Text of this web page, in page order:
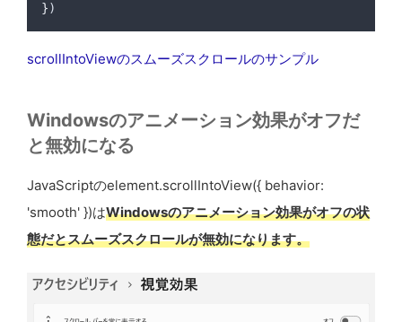
})
scrollIntoViewのスムーズスクロールのサンプル
Windowsのアニメーション効果がオフだ
と無効になる
JavaScriptのelement.scrollIntoView({ behavior:
'smooth' })はWindowsのアニメーション効果がオフの状
態だとスムーズスクロールが無効になります。